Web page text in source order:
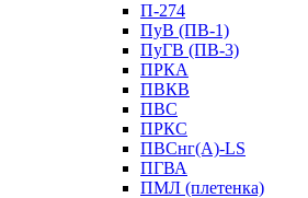
П-274
ПуВ (ПВ-1)
ПуГВ (ПВ-3)
ПРКА
ПВКВ
ПВС
ПРКС
ПВСнг(А)-LS
ПГВА
ПМЛ (плетенка)